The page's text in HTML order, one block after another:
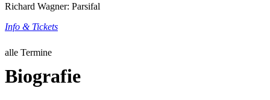
Richard Wagner: Parsifal
Info & Tickets
alle Termine
Biografie